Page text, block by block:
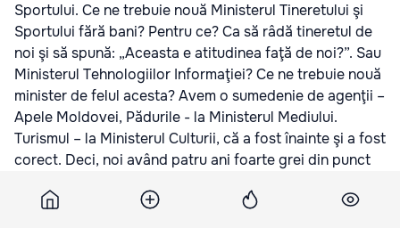
Sportului. Ce ne trebuie nouă Ministerul Tineretului şi
Sportului fără bani? Pentru ce? Ca să râdă tineretul de
noi şi să spună: „Aceasta e atitudinea faţă de noi?”. Sau
Ministerul Tehnologiilor Informaţiei? Ce ne trebuie nouă
minister de felul acesta? Avem o sumedenie de agenţii –
Apele Moldovei, Pădurile - la Ministerul Mediului.
Turismul – la Ministerul Culturii, că a fost înainte şi a fost
corect. Deci, noi având patru ani foarte grei din punct
vrem să guvernăm statul acesta”, a enumerat Mihai